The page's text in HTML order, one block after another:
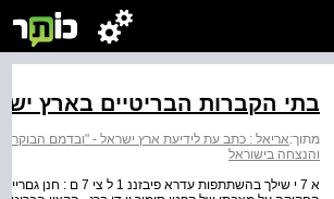
בתי הקברות הבריטיים בארץ
מתוך:אריאל : כתב עת לידיעת ארץ ישראל - "ובדמם הבוקר
והנצחה בישוראל
א 7 י שילך בהשתתפות